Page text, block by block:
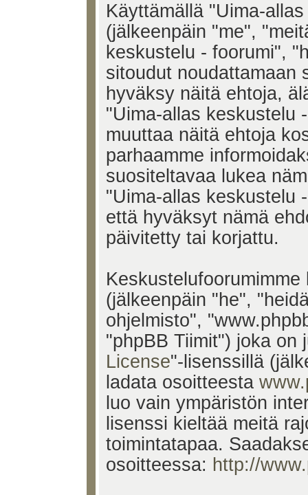
Käyttämällä "Uima-
(jälkeenpäin "me",
keskustelu - foorumi",
sitoudut noudattamaan
hyväksy näitä ehtoja,
"Uima-allas keskustelu
muuttaa näitä ehtoja
parhaamme
suositeltavaa lukea
"Uima-allas keskustelu
että hyväksyt nämä
päivitetty tai korjattu.
(jälkeenpäin "he",
ohjelmisto",
"phpBB Tiimit") joka on
License"-lisenssillä
ladata osoitteesta
luo vain ympäristön
lisenssi kieltää meitä
toimintatapaa.
osoitteessa: http://